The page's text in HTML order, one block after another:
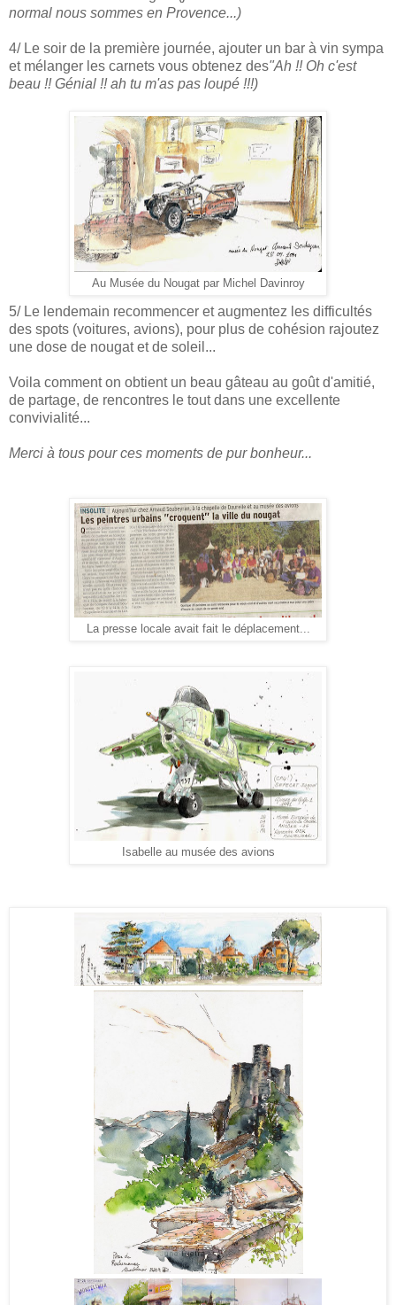
normal nous sommes en Provence...)
4/ Le soir de la première journée, ajouter un bar à vin sympa
et mélanger les carnets vous obtenez des"Ah !! Oh c'est
beau !! Génial !! ah tu m'as pas loupé !!!)
Au Musée du Nougat par Michel Davinroy
5/ Le lendemain recommencer et augmentez les difficultés
des spots (voitures, avions), pour plus de cohésion rajoutez
une dose de nougat et de soleil...
Voila comment on obtient un beau gâteau au goût d'amitié,
de partage, de rencontres le tout dans une excellente
convivialité...
Merci à tous pour ces moments de pur bonheur...
La presse locale avait fait le déplacement...
Isabelle au musée des avions